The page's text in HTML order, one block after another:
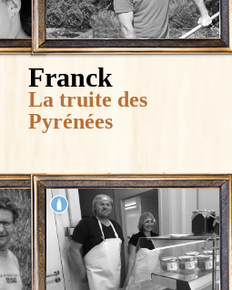
Franck
La truite des
Pyrénées